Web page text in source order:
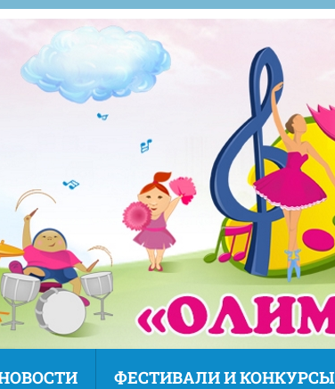
ФЕСТИВАЛИ И КОНКУРСЫ